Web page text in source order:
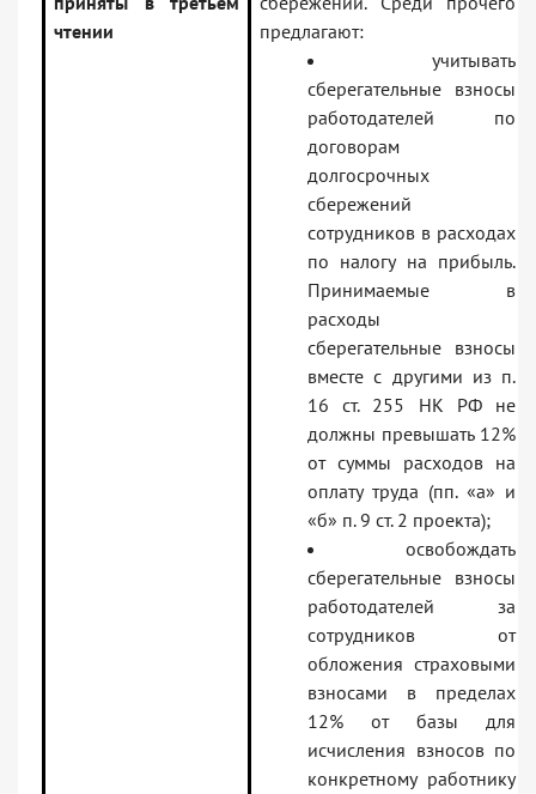
чтении
предлагают:
учитывать
сберегательные взносы
работодателей по
договорам
долгосрочных
сбережений
сотрудников в расходах
по налогу на прибыль.
Принимаемые в
расходы
сберегательные взносы
вместе с другими из п.
16 ст. 255 НК РФ не
должны превышать 12%
от суммы расходов на
оплату труда (пп. «а» и
«б» п. 9 ст. 2 проекта);
освобождать
сберегательные взносы
работодателей за
сотрудников от
обложения страховыми
взносами в пределах
12% от базы для
исчисления взносов по
конкретному работнику